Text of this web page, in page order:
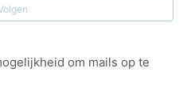
categorieën in Admin-
DMS instellen welke
mag zien.
om mails op te